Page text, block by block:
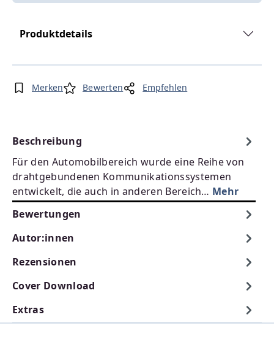
Produktdetails
Merken Bewerten Empfehlen
Beschreibung
Für den Automobilbereich wurde eine Reihe von
drahtgebundenen Kommunikationssystemen
entwickelt, die auch in anderen Bereich… Mehr
Bewertungen
Autor:innen
Rezensionen
Cover Download
Extras